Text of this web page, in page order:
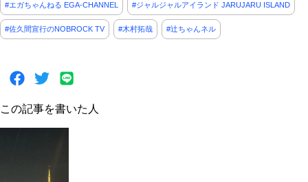
#エガちゃんねる EGA-CHANNEL #ジャルジャルアイランド JARUJARU ISLAND
#佐久間宣行のNOBROCK TV #木村拓哉 #辻ちゃんネル
この記事を書いた人